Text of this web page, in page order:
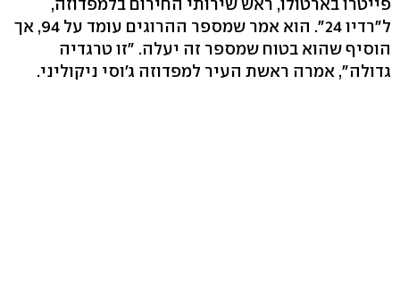
ל"רדיו 24". הוא אמר שמספר ההרוגים עומד על 94, אך
הוסיף שהוא בטוח שמספר זה יעלה. "זו טרגדיה
גדולה", אמרה ראשת העיר למפדוזה ג'וסי ניקוליני.